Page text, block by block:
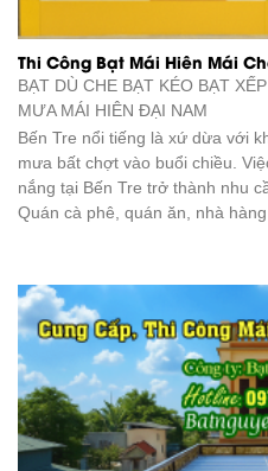
Thi Công Bạt Mái Hiên Mái
BẠT DÙ CHE BẠT KÉO BẠT
MƯA MÁI HIÊN ĐẠI NAM
Bến Tre nổi tiếng là xứ dừa với
mưa bất chợt vào buổi chiều.
nắng tại Bến Tre trở thành nhu
Quán cà phê, quán ăn, nhà